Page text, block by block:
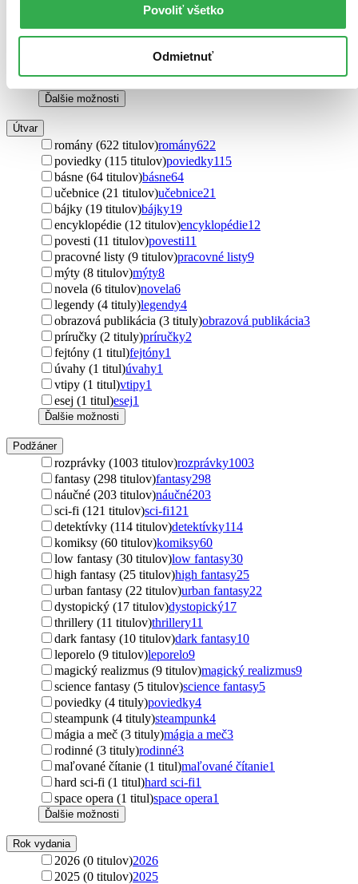
Povoliť všetko
Odmietnuť
Dánsko3
Čína (3 tituly)Čína3
Nový Zéland (3 tituly)Nový Zéland
Ďalšie možnosti
Útvar
romány (622 titulov)romány622
poviedky (115 titulov)poviedky115
básne (64 titulov)básne64
učebnice (21 titulov)učebnice21
bájky (19 titulov)bájky19
encyklopédie (12 titulov)encyklopédie12
povesti (11 titulov)povesti11
pracovné listy (9 titulov)pracovné listy9
mýty (8 titulov)mýty8
novela (6 titulov)novela6
legendy (4 tituly)legendy4
obrazová publikácia (3 tituly)obrazová publikácia3
príručky (2 tituly)príručky2
fejtóny (1 titul)fejtóny1
úvahy (1 titul)úvahy1
vtipy (1 titul)vtipy1
esej (1 titul)esej1
Ďalšie možnosti
Podžáner
rozprávky (1003 titulov)rozprávky1003
fantasy (298 titulov)fantasy298
náučné (203 titulov)náučné203
sci-fi (121 titulov)sci-fi121
detektívky (114 titulov)detektívky114
komiksy (60 titulov)komiksy60
low fantasy (30 titulov)low fantasy30
high fantasy (25 titulov)high fantasy25
urban fantasy (22 titulov)urban fantasy22
dystopický (17 titulov)dystopický17
thrillery (11 titulov)thrillery11
dark fantasy (10 titulov)dark fantasy10
leporelo (9 titulov)leporelo9
magický realizmus (9 titulov)magický realizmus9
science fantasy (5 titulov)science fantasy5
poviedky (4 tituly)poviedky4
steampunk (4 tituly)steampunk4
mágia a meč (3 tituly)mágia a meč3
rodinné (3 tituly)rodinné3
maľované čítanie (1 titul)maľované čítanie1
hard sci-fi (1 titul)hard sci-fi1
space opera (1 titul)space opera1
Ďalšie možnosti
Rok vydania
2026 (0 titulov)2026
2025 (0 titulov)2025